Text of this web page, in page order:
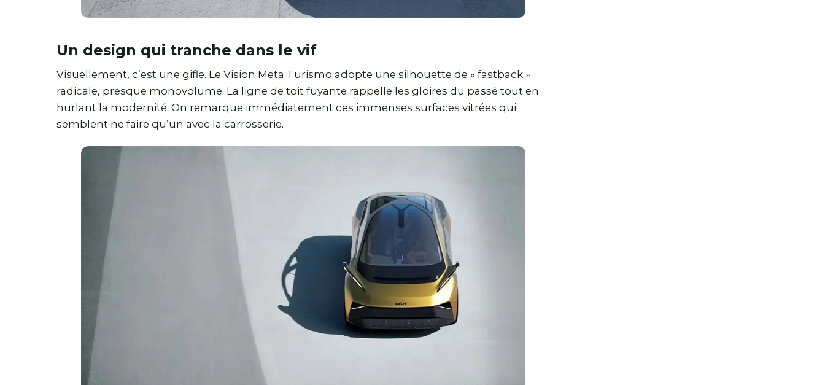
Un design qui tranche dans le vif
Visuellement, c’est une gifle. Le Vision Meta Turismo adopte une silhouette de « fastback »
radicale, presque monovolume. La ligne de toit fuyante rappelle les gloires du passé tout en
hurlant la modernité. On remarque immédiatement ces immenses surfaces vitrées qui
semblent ne faire qu’un avec la carrosserie.